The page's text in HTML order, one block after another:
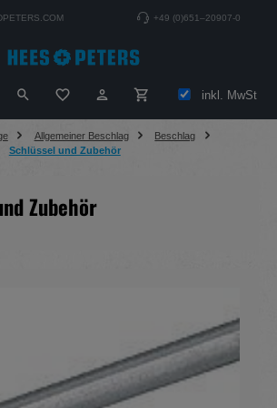
+49 (0)651–20907-0
Du hast 0 Produkte auf deminkl. MwSt
Allgemeiner Beschlag
Beschlag
Schlüssel und Zubehör
Zubehör